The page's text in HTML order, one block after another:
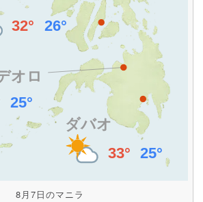
8月7日のマニラ